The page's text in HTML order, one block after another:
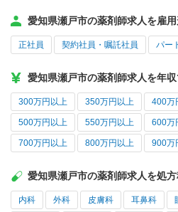
愛知県瀬戸市の薬剤師求人を雇
正社員 契約社員・嘱託社員 パー
愛知県瀬戸市の薬剤師求人を年
300万円以上 350万円以上 400万
500万円以上 550万円以上 600万
700万円以上 800万円以上 900万
愛知県瀬戸市の薬剤師求人を処
内科 外科 皮膚科 耳鼻科